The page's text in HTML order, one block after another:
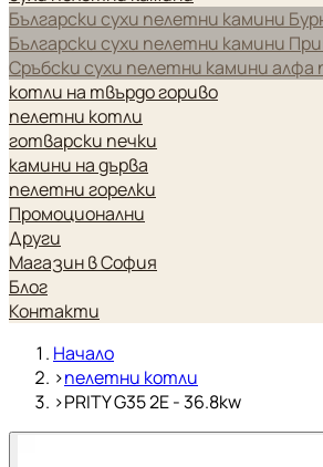
Български сухи пелетни камини
Български сухи пелетни камини
Сръбски сухи пелетни камини алфа
котли на твърдо гориво
пелетни котли
готварски печки
камини на дърва
пелетни горелки
Промоционални
Други
Магазин в София
Блог
Контакти
Начало
›пелетни котли
›PRITY G35 2E - 36.8kw